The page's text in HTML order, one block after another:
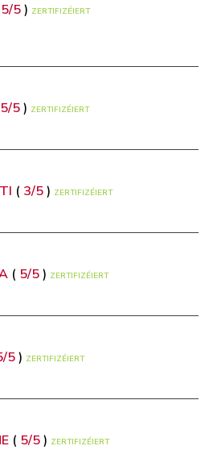
5/5) ZERTIFIZÉIERT
5/5) ZERTIFIZÉIERT
( 3/5) ZERTIFIZÉIERT
( 5/5) ZERTIFIZÉIERT
/5) ZERTIFIZÉIERT
( 5/5) ZERTIFIZÉIERT